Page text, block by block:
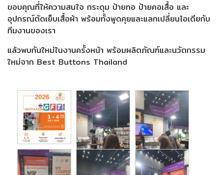
ขอบคุณที่ให้ความสนใจ กระดุม ป้ายทอ ป้ายคอเสื้อ และ
อุปกรณ์ตัดเย็บเสื้อผ้า พร้อมทั้งพูดคุยและแลกเปลี่ยนไอเดียกับ
ทีมงานของเรา
แล้วพบกันใหม่ในงานครั้งหน้า พร้อมผลิตภัณฑ์และนวัตกรรม
ใหม่จาก Best Buttons Thailand